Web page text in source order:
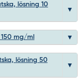
lösning 10
150 mg/ml
lösning 50